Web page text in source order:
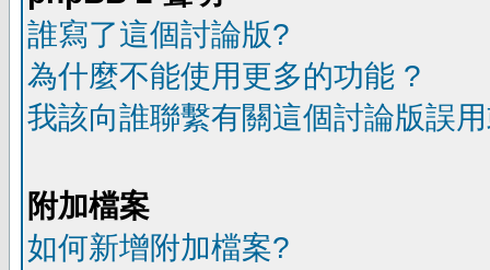
誰寫了這個討論版?
為什麼不能使用更多的功能 ?
我該向誰聯繫有關這個討論版誤
附加檔案
如何新增附加檔案?